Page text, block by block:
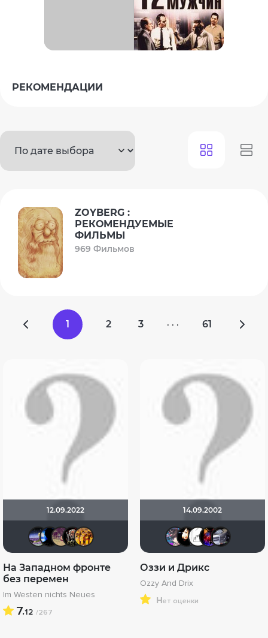
РЕКОМЕНДАЦИИ
ZOYBERG :
РЕКОМЕНДУЕМЫЕ
ФИЛЬМЫ
969 Фильмов
1 2 3 · · · 61
12.09.2022
Доктор Верховцев
Бомжара с дробовиком
На Западном фронте
без перемен
Im Westen nichts Neues
7.12 /267
14.09.2002
RokuRou
Оззи и Дрикс
Ozzy And Drix
нет оценки